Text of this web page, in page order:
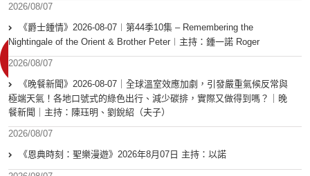
2026/08/07
《爵士鍾情》2026-08-07︱第44季10集 – Remembering the
Nightingale of the Orient & Brother Peter︱主持：鍾一諾 Roger
2026/08/07
《晚餐新聞》2026-08-07｜全球溫室效應加劇，引發嚴重氣候反常與
極端天氣！各地口號式的綠色出行、減少碳排，實際又做得到嗎？｜晚
餐新聞｜主持：陳珏明、劉銳紹（夫子）
2026/08/07
《恩典時刻：聖樂漫遊》2026年8月07日 主持：以諾